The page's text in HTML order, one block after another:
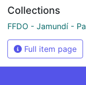
Collections
FFDO - Jamundí -
Full item page